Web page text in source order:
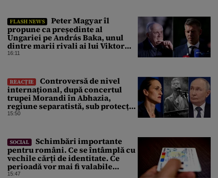
FLASH NEWS
Peter Magyar îl
propune ca președinte al
Ungariei pe András Baka, unul
dintre marii rivali ai lui Viktor
Orbán
16:11
REACȚIE
Controversă de nivel
internațional, după concertul
trupei Morandi în Abhazia,
regiune separatistă, sub protecția
Rusiei
15:50
SOCIAL
Schimbări importante
pentru români. Ce se întâmplă cu
vechile cărți de identitate. Ce
perioadă vor mai fi valabile
buletinele clasice
15:47